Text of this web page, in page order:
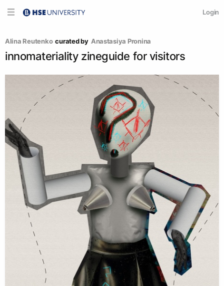
Login
Alina Reutenko curated by Anastasiya Pronina
innomateriality zineguide for visitors